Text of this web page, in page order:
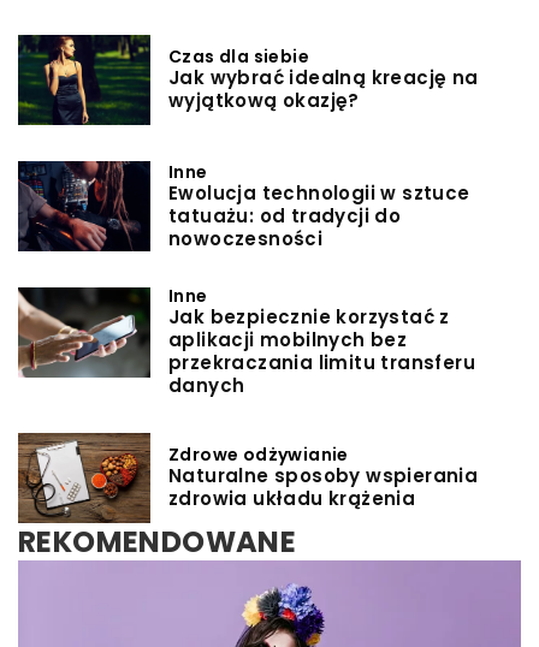
Czas dla siebie
Jak wybrać idealną kreację na
wyjątkową okazję?
Inne
Ewolucja technologii w sztuce
tatuażu: od tradycji do
nowoczesności
Inne
Jak bezpiecznie korzystać z
aplikacji mobilnych bez
przekraczania limitu transferu
danych
Zdrowe odżywianie
Naturalne sposoby wspierania
zdrowia układu krążenia
REKOMENDOWANE